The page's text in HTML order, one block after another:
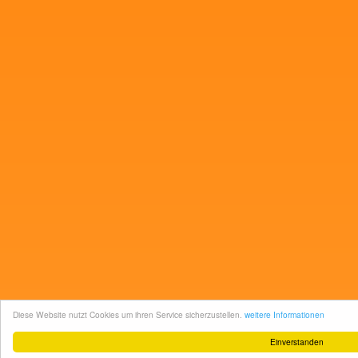
Einverstanden
Diese Website nutzt Cookies um ihren Service sicherzustellen. weitere Informationen